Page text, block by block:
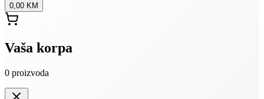
0,00 KM
Vaša korpa
0 proizvoda